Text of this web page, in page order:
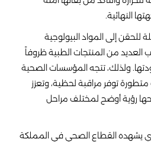
النهائية.
للحقن إلى المواد البيولوجية
العديد من المنتجات الطبية ظروفاً
ولذلك، تتجه المؤسسات الصحية
متطورة توفر مراقبة لحظية، وتعزز
رؤية أوضح لمختلف مراحل
يشهده القطاع الصحي في المملكة